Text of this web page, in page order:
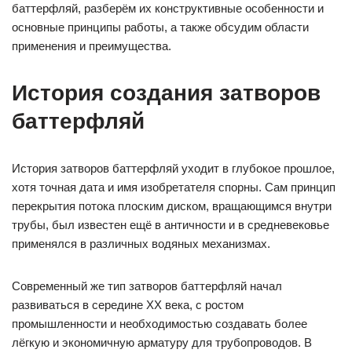
баттерфляй, разберём их конструктивные особенности и
основные принципы работы, а также обсудим области
применения и преимущества.
История создания затворов
баттерфляй
История затворов баттерфляй уходит в глубокое прошлое,
хотя точная дата и имя изобретателя спорны. Сам принцип
перекрытия потока плоским диском, вращающимся внутри
трубы, был известен ещё в античности и в средневековье
применялся в различных водяных механизмах.
Современный же тип затворов баттерфляй начал
развиваться в середине XX века, с ростом
промышленности и необходимостью создавать более
лёгкую и экономичную арматуру для трубопроводов. В